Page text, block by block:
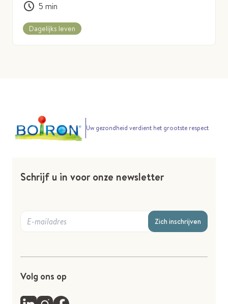
5 min
Dagelijks leven
Uw gezondheid verdient het grootste respect
Schrijf u in voor onze newsletter
Zich inschrijven
Volg ons op